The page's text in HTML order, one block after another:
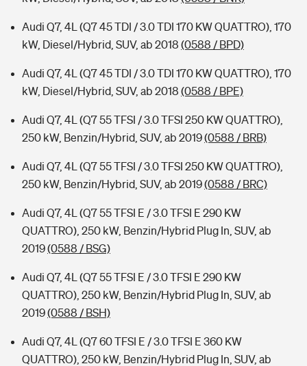
Audi Q7, 4L (Q7 45 TDI / 3.0 TDI 170 KW QUATTRO), 170
kW, Diesel/Hybrid, SUV, ab 2018 (0588 / BPD)
Audi Q7, 4L (Q7 45 TDI / 3.0 TDI 170 KW QUATTRO), 170
kW, Diesel/Hybrid, SUV, ab 2018 (0588 / BPE)
Audi Q7, 4L (Q7 55 TFSI / 3.0 TFSI 250 KW QUATTRO),
250 kW, Benzin/Hybrid, SUV, ab 2019(0588 / BRB)
Audi Q7, 4L (Q7 55 TFSI / 3.0 TFSI 250 KW QUATTRO),
250 kW, Benzin/Hybrid, SUV, ab 2019(0588 / BRC)
Audi Q7, 4L (Q7 55 TFSI E / 3.0 TFSI E 290 KW
QUATTRO), 250 kW, Benzin/Hybrid Plug In, SUV, ab
2019(0588 / BSG)
Audi Q7, 4L (Q7 55 TFSI E / 3.0 TFSI E 290 KW
QUATTRO), 250 kW, Benzin/Hybrid Plug In, SUV, ab
2019(0588 / BSH)
Audi Q7, 4L (Q7 60 TFSI E / 3.0 TFSI E 360 KW
QUATTRO), 250 kW, Benzin/Hybrid Plug In, SUV, ab